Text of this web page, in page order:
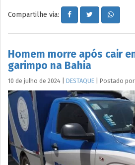
Compartilhe via:
Homem morre após cair
garimpo na Bahia
10 de julho de 2024 DESTAQUE Postado por